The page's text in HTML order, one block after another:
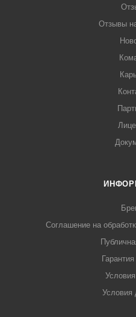
Отзывы
Соглашение на
Условия